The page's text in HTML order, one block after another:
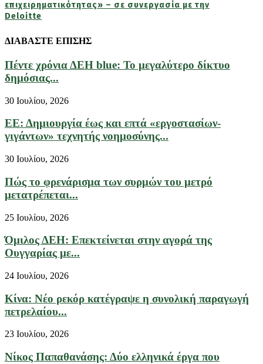
επιχειρηματικότητας» – σε συνεργασία με την
Deloitte
ΔΙΑΒΑΣΤΕ ΕΠΙΣΗΣ
Πέντε χρόνια ΔΕΗ blue: Το μεγαλύτερο δίκτυο
δημόσιας...
30 Ιουλίου, 2026
ΕΕ: Δημιουργία έως και επτά «εργοστασίων-
γιγάντων» τεχνητής νοημοσύνης...
30 Ιουλίου, 2026
Πώς το φρενάρισμα των συρμών του μετρό
μετατρέπεται...
25 Ιουλίου, 2026
Όμιλος ΔΕΗ: Επεκτείνεται στην αγορά της
Ουγγαρίας με...
24 Ιουλίου, 2026
Κίνα: Νέο ρεκόρ κατέγραψε η συνολική παραγωγή
πετρελαίου...
23 Ιουλίου, 2026
Νίκος Παπαθανάσης: Δύο ελληνικά έργα που